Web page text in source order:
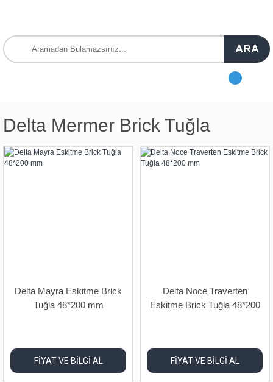
ARA
Delta Mermer Brick Tuğla
Delta Mayra Eskitme Brick
Tuğla 48*200 mm
FİYAT VE BİLGİ AL
Delta Noce Traverten
Eskitme Brick Tuğla 48*200
FİYAT VE BİLGİ AL